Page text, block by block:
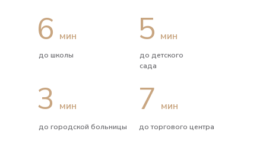
6 мин
до школы
5 мин
до детского
сада
3 мин
до городской больницы
7 мин
до торгового центра